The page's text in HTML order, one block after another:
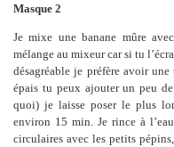
Masque 2
Je mixe une banane mûre
mélange au mixeur car si tu
désagréable je préfère avoir
épais tu peux ajouter un peu
quoi) je laisse poser le plus
environ 15 min. Je rince à
circulaires avec les petits